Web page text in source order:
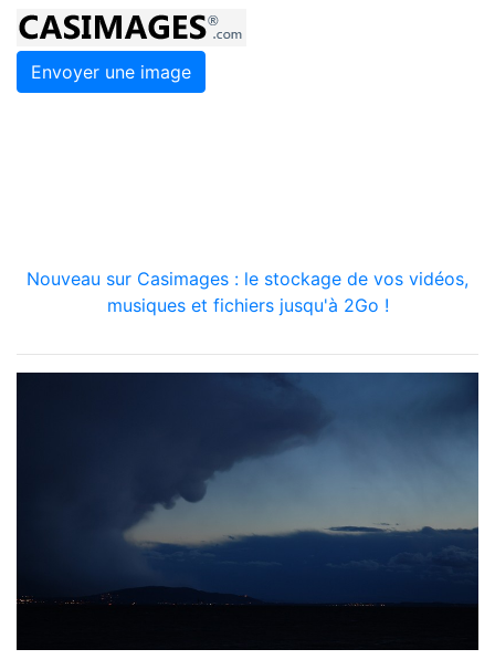
Envoyer une image
Nouveau sur Casimages : le stockage de vos vidéos,
musiques et fichiers jusqu'à 2Go !